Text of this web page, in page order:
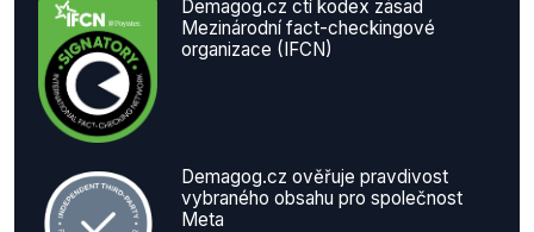
Demagog.cz ctí kodex zásad
Mezinárodní fact-checkingové
organizace (IFCN)
Demagog.cz ověřuje pravdivost
vybraného obsahu pro společnost
Meta